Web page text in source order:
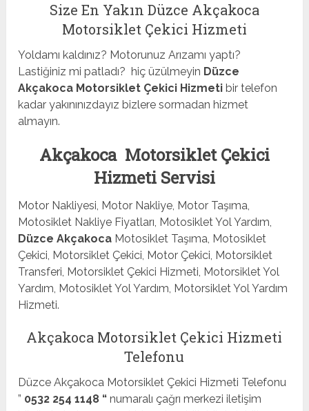
Size En Yakın Düzce Akçakoca
Motorsiklet Çekici Hizmeti
Yoldamı kaldınız? Motorunuz Arızamı yaptı?
Lastiğiniz mi patladı? hiç üzülmeyin Düzce
Akçakoca Motorsiklet Çekici Hizmeti bir telefon
kadar yakınınızdayız bizlere sormadan hizmet
almayın.
Akçakoca Motorsiklet Çekici
Hizmeti Servisi
Motor Nakliyesi, Motor Nakliye, Motor Taşıma,
Motosiklet Nakliye Fiyatları, Motosiklet Yol Yardım,
Düzce Akçakoca Motosiklet Taşıma, Motosiklet
Çekici, Motorsiklet Çekici, Motor Çekici, Motorsiklet
Transferi, Motorsiklet Çekici Hizmeti, Motorsiklet Yol
Yardım, Motosiklet Yol Yardım, Motorsiklet Yol Yardım
Hizmeti.
Akçakoca Motorsiklet Çekici Hizmeti
Telefonu
Düzce Akçakoca Motorsiklet Çekici Hizmeti Telefonu
” 0532 254 1148 “ numaralı çağrı merkezi iletişim